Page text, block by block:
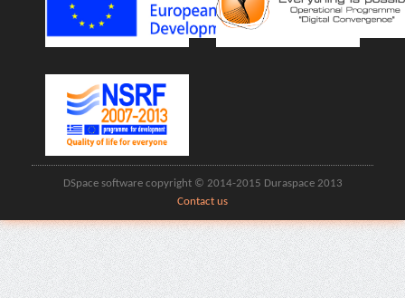
DSpace software copyright © 2014-2015 Duraspace 2013
Contact us